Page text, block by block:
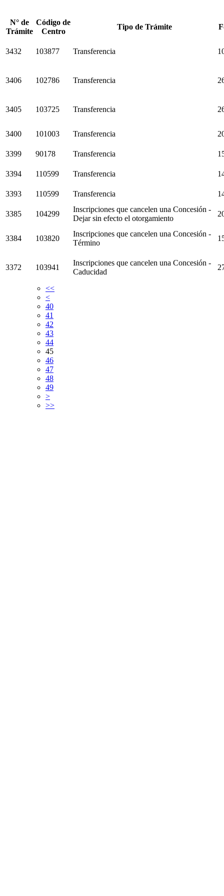
N° de
Trámite
Código de
Centro
Tipo de Trámite
3432 103877 Transferencia
3406 102786 Transferencia
3405 103725 Transferencia
3400 101003 Transferencia
3399 90178 Transferencia
3394 110599 Transferencia
3393 110599 Transferencia
3385 104299
Inscripciones que cancelen una Concesión -
Dejar sin efecto el otorgamiento
3384 103820
Inscripciones que cancelen una Concesión -
Término
3372 103941
Inscripciones que cancelen una Concesión -
Caducidad
<<
<
40
41
42
43
44
45
46
47
48
49
>
>>